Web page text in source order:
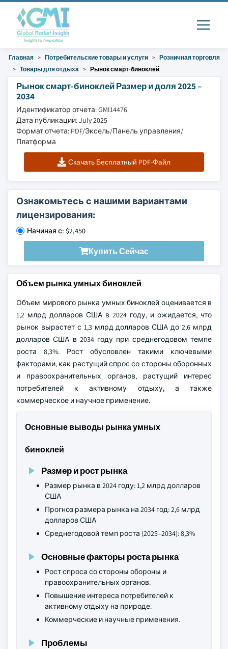
Главная Потребительские товары и услуги
Розничная торговля
Товары для отдыха
Рынок смарт-биноклей
Рынок смарт-биноклей Размер и доля 2025 –
2034
Идентификатор отчета: GMI14476
Дата публикации: July 2025
Формат отчета: PDF/Эксель/Панель управления/
Платформа
Скачать Бесплатный PDF-Файл
Ознакомьтесь с нашими вариантами
лицензирования:
Начиная с: $2,450
Купить Сейчас
Объем рынка умных биноклей
Объем мирового рынка умных биноклей оценивается в
1,2 млрд долларов США в 2024 году, и ожидается, что
рынок вырастет с 1,3 млрд долларов США до 2,6 млрд
долларов США в 2034 году при среднегодовом темпе
роста 8,3%. Рост обусловлен такими ключевыми
факторами, как растущий спрос со стороны оборонных
и правоохранительных органов, растущий интерес
потребителей к активному отдыху, а также
коммерческое и научное применение.
Основные выводы рынка умных
биноклей
Размер и рост рынка
Размер рынка в 2024 году: 1,2 млрд долларов
США
Прогноз размера рынка на 2034 год: 2,6 млрд
долларов США
Среднегодовой темп роста (2025–2034): 8,3%
Основные факторы роста рынка
Рост спроса со стороны обороны и
правоохранительных органов.
Повышение интереса потребителей к
активному отдыху на природе.
Коммерческие и научные применения.
Проблемы